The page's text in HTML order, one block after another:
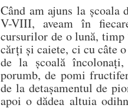
Când am ajuns la școala
V-VIII, aveam în
cursurilor de o lună, timp
cărți și caiete, ci cu câte
de la școală
porumb, de pomi
de la detașamentul de
apoi o dădea altuia